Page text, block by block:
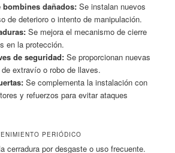
dañados:Se instalan nuevos
de deterioro o intento de manipulación.
Se mejora el mecanismo de cierre
en la protección.
de seguridad:Se proporcionan nuevas
extravío o robo de llaves.
Se complementa la instalación con
y refuerzos para evitar ataques
PERIÓDICO
cerradura por desgaste o uso frecuente.